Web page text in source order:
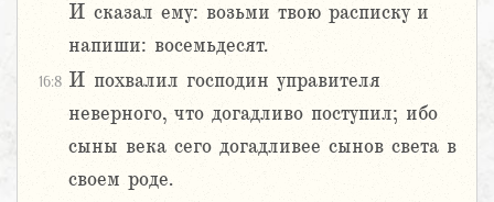
И сказал ему: возьми твою расписку и
напиши: восемьдесят.
16:8 И похвалил господин управителя
неверного, что догадливо поступил; ибо
сыны века сего догадливее сынов света в
своем роде.